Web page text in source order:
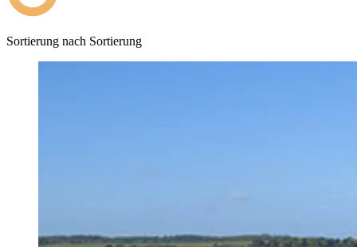
Sortierung nach Sortierung